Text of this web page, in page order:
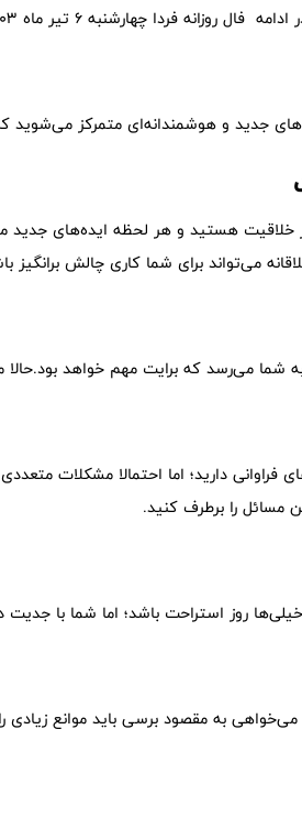
روزانه فردا چهارشنبه 6 تیر ماه 1403 را بخوانید
جدید و هوشمندانه‌ای متمرکز
خلاقیت هستید و هر لحظه ایده‌های جدید
می‌تواند برای شما کاری چالش برانگیز
شما می‌رسد که برایت مهم خواهد بود.حالا
فراوانی دارید؛ اما احتمالا مشکلات
مسائل را برطرف کنید.
خیلی‌ها روز استراحت باشد؛ اما شما با
به مقصود برسی باید موانع